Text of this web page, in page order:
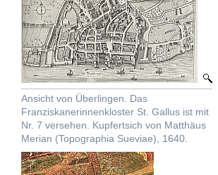
Ansicht von Überlingen. Das
Franziskanerinnenkloster St. Gallus ist mit
Nr. 7 versehen. Kupfertsich von Matthäus
Merian (Topographia Sueviae), 1640.